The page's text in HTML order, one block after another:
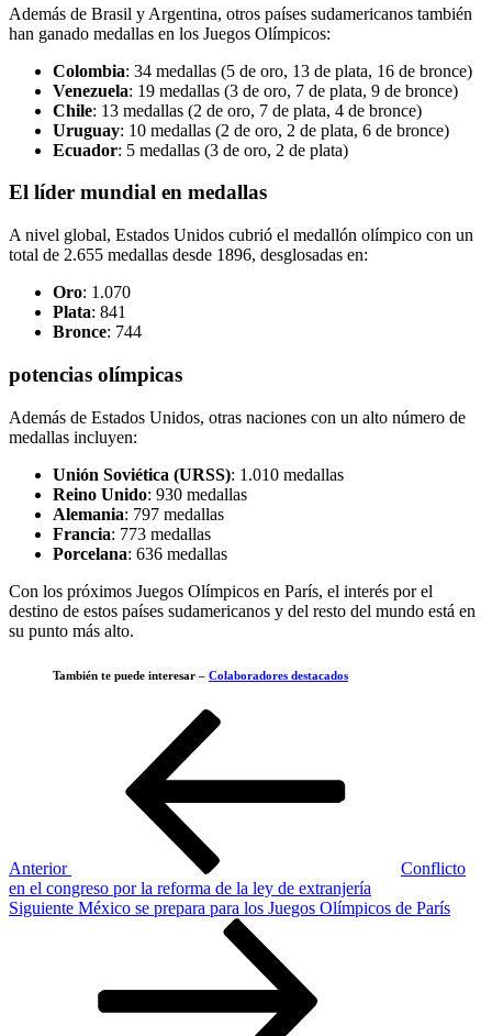
Además de Brasil y Argentina, otros países sudamericanos también
han ganado medallas en los Juegos Olímpicos:
Colombia: 34 medallas (5 de oro, 13 de plata, 16 de bronce)
Venezuela: 19 medallas (3 de oro, 7 de plata, 9 de bronce)
Chile: 13 medallas (2 de oro, 7 de plata, 4 de bronce)
Uruguay: 10 medallas (2 de oro, 2 de plata, 6 de bronce)
Ecuador: 5 medallas (3 de oro, 2 de plata)
El líder mundial en medallas
A nivel global, Estados Unidos cubrió el medallón olímpico con un
total de 2.655 medallas desde 1896, desglosadas en:
Oro: 1.070
Plata: 841
Bronce: 744
potencias olímpicas
Además de Estados Unidos, otras naciones con un alto número de
medallas incluyen:
Unión Soviética (URSS): 1.010 medallas
Reino Unido: 930 medallas
Alemania: 797 medallas
Francia: 773 medallas
Porcelana: 636 medallas
Con los próximos Juegos Olímpicos en París, el interés por el
destino de estos países sudamericanos y del resto del mundo está en
su punto más alto.
También te puede interesar – Colaboradores destacados
Anterior
Conflicto
en el congreso por la reforma de la ley de extranjería
Siguiente
Siguiente México se prepara para los Juegos Olímpicos de París